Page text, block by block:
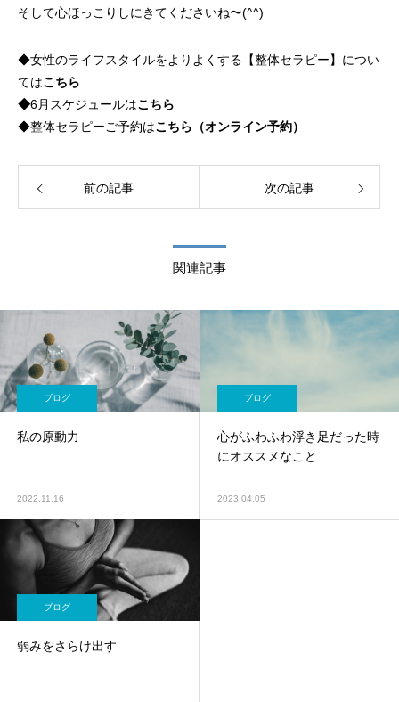
そして心ほっこりしにきてくださいね〜(^^)
◆女性のライフスタイルをよりよくする【整体セラピー】につい
てはこちら
◆6月スケジュールはこちら
◆整体セラピーご予約はこちら（オンライン予約）
前の記事 次の記事
関連記事
ブログ
私の原動力
2022.11.16
ブログ
心がふわふわ浮き足だった時
にオススメなこと
2023.04.05
ブログ
弱みをさらけ出す